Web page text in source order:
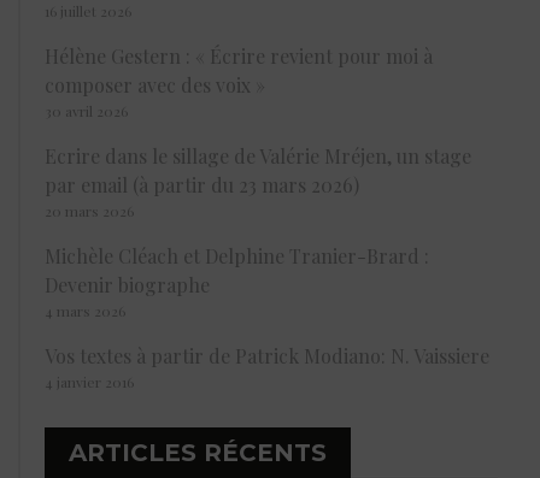
16 juillet 2026
Hélène Gestern : « Écrire revient pour moi à
composer avec des voix »
30 avril 2026
Ecrire dans le sillage de Valérie Mréjen, un stage
par email (à partir du 23 mars 2026)
20 mars 2026
Michèle Cléach et Delphine Tranier-Brard :
Devenir biographe
4 mars 2026
Vos textes à partir de Patrick Modiano: N. Vaissiere
4 janvier 2016
ARTICLES RÉCENTS